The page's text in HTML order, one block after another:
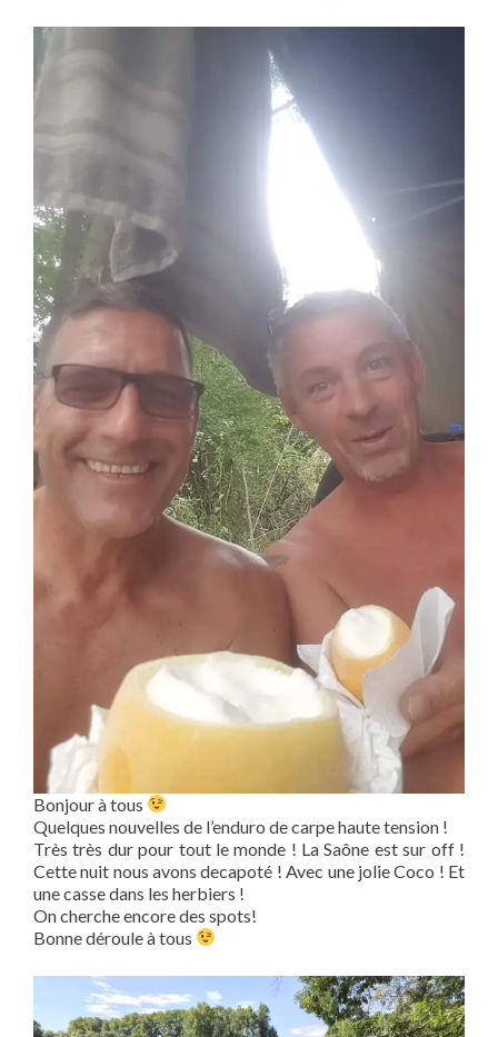
Bonjour à tous
Quelques nouvelles de l’enduro de carpe haute tension !
Très très dur pour tout le monde ! La Saône est sur off !
Cette nuit nous avons decapoté ! Avec une jolie Coco ! Et
une casse dans les herbiers !
On cherche encore des spots!
Bonne déroule à tous